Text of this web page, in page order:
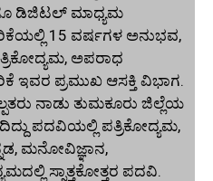
ಡಿಜಿಟಲ್ ಮಾಧ್ಯಮ
15 ವರ್ಷಗಳ ಅನುಭವ,
ಅಪರಾಧ
ಇವರ ಪ್ರಮುಖ ಆಸಕ್ತಿ ವಿಭಾಗ.
ನಾಡು ತುಮಕೂರು ಜಿಲ್ಲೆಯ
ಪದವಿಯಲ್ಲಿ ಪತ್ರಿಕೋದ್ಯಮ,
ಮನೋವಿಜ್ಞಾನ,
ಸ್ನಾತ್ತಕೋತ್ತರ ಪದವಿ.